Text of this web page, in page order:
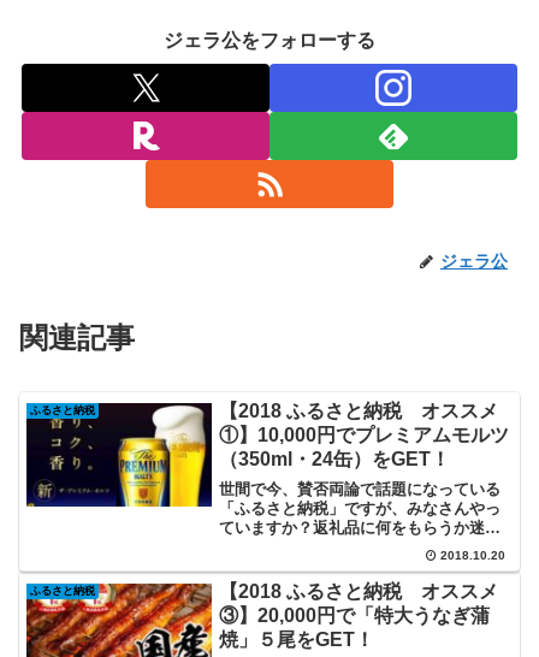
ジェラ公をフォローする
ジェラ公
関連記事
ふるさと納税
【2018 ふるさと納税 オススメ
①】10,000円でプレミアムモルツ
（350ml・24缶）をGET！
世間で今、賛否両論で話題になっている
「ふるさと納税」ですが、みなさんやっ
ていますか？返礼品に何をもらうか迷い
ますよね～。還元額50％超？ サントリ
ー・ザ・プレミアム・モルツ。プレミア
ムモルツのふるさと納税は「兵庫県洲本
市」がベスト！「サント...
2018.10.20
ふるさと納税
【2018 ふるさと納税 オススメ
③】20,000円で「特大うなぎ蒲
焼」５尾をGET！